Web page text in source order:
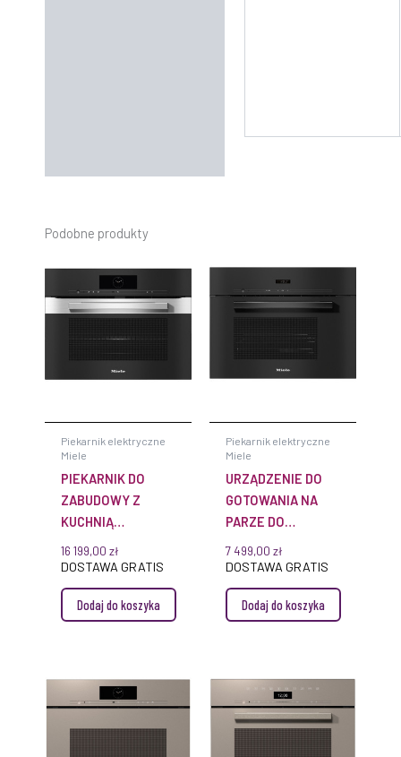
Podobne produkty
Piekarnik elektryczne
Miele
PIEKARNIK DO
ZABUDOWY Z
KUCHNIĄ
MIKROFALOWĄ H
7840 BM
CLEANSTEEL
MIELE
16 199,00 zł
DOSTAWA GRATIS
Dodaj do koszyka
Piekarnik elektryczne
Miele
URZĄDZENIE DO
GOTOWANIA NA
PARZE DO
ZABUDOWY DG
2840
OBSIDIANBLACK
MIELE
7 499,00 zł
DOSTAWA GRATIS
Dodaj do koszyka